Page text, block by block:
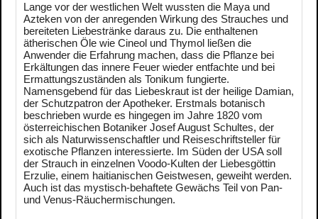
Lange vor der westlichen Welt wussten die Maya und
Azteken von der anregenden Wirkung des Strauches und
bereiteten Liebestränke daraus zu. Die enthaltenen
ätherischen Öle wie Cineol und Thymol ließen die
Anwender die Erfahrung machen, dass die Pflanze bei
Erkältungen das innere Feuer wieder entfachte und bei
Ermattungszuständen als Tonikum fungierte.
Namensgebend für das Liebeskraut ist der heilige Damian,
der Schutzpatron der Apotheker. Erstmals botanisch
beschrieben wurde es hingegen im Jahre 1820 vom
österreichischen Botaniker Josef August Schultes, der
sich als Naturwissenschaftler und Reiseschriftsteller für
exotische Pflanzen interessierte. Im Süden der USA soll
der Strauch in einzelnen Voodo-Kulten der Liebesgöttin
Erzulie, einem haitianischen Geistwesen, geweiht werden.
Auch ist das mystisch-behaftete Gewächs Teil von Pan-
und Venus-Räuchermischungen.